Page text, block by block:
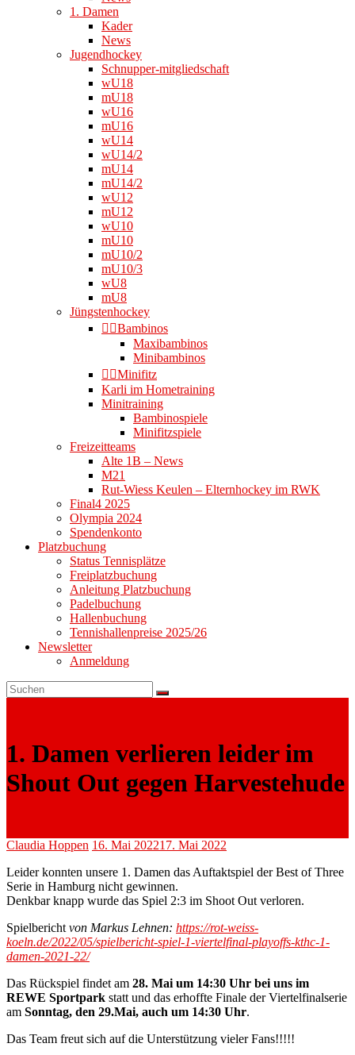
1. Damen
Kader
News
Jugendhockey
Schnupper-mitgliedschaft
wU18
mU18
wU16
mU16
wU14
wU14/2
mU14
mU14/2
wU12
mU12
wU10
mU10
mU10/2
mU10/3
wU8
mU8
Jüngstenhockey
👉🏻Bambinos
Maxibambinos
Minibambinos
👉🏻Minifitz
Karli im Hometraining
Minitraining
Bambinospiele
Minifitzspiele
Freizeitteams
Alte 1B – News
M21
Rut-Wiess Keulen – Elternhockey im RWK
Final4 2025
Olympia 2024
Spendenkonto
Platzbuchung
Status Tennisplätze
Freiplatzbuchung
Anleitung Platzbuchung
Padelbuchung
Hallenbuchung
Tennishallenpreise 2025/26
Newsletter
Anmeldung
1. Damen verlieren leider im
Shout Out gegen Harvestehude
Claudia Hoppen 16. Mai 202217. Mai 2022
Leider konnten unsere 1. Damen das Auftaktspiel der Best of Three
Serie in Hamburg nicht gewinnen.
Denkbar knapp wurde das Spiel 2:3 im Shoot Out verloren.
Spielbericht von Markus Lehnen: https://rot-weiss-
koeln.de/2022/05/spielbericht-spiel-1-viertelfinal-playoffs-kthc-1-
damen-2021-22/
Das Rückspiel findet am 28. Mai um 14:30 Uhr bei uns im
REWE Sportpark statt und das erhoffte Finale der Viertelfinalserie
am Sonntag, den 29.Mai, auch um 14:30 Uhr.
Das Team freut sich auf die Unterstützung vieler Fans!!!!!